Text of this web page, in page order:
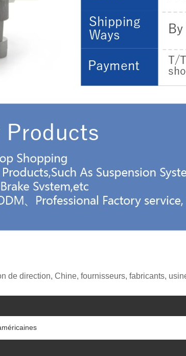
de direction, Chine, fournisseurs, fabricants,